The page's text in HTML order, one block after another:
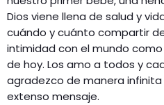
Dios viene llena de salud y
cuándo y cuánto compartir
intimidad con el mundo
de hoy. Los amo a todos y
agradezco de manera
extenso mensaje.